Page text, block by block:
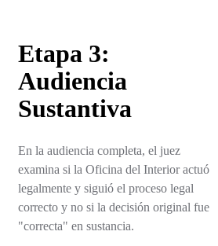
Etapa 3:
Audiencia
Sustantiva
En la audiencia completa, el juez
examina si la Oficina del Interior actuó
legalmente y siguió el proceso legal
correcto y no si la decisión original fue
"correcta" en sustancia.